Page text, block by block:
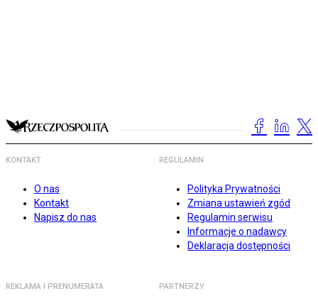
KONTAKT
O nas
Kontakt
Napisz do nas
REGULAMIN
Polityka Prywatności
Zmiana ustawień zgód
Regulamin serwisu
Informacje o nadawcy
Deklaracja dostępności
REKLAMA I PRENUMERATA PARTNERZY